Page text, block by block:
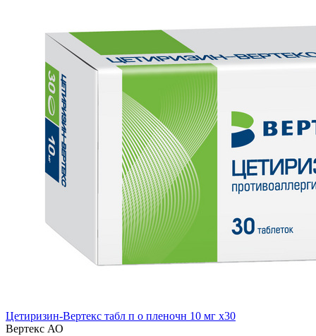
Цетиризин-Вертекс табл п о пленочн 10 мг x30
Вертекс АО